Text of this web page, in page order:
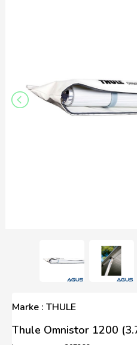
Marke : THULE
Thule Omnistor 1200